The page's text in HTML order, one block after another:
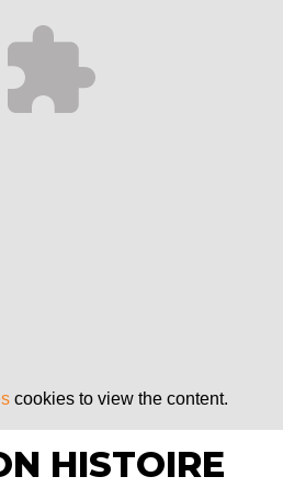
cookies to view the content.
HISTOIRE